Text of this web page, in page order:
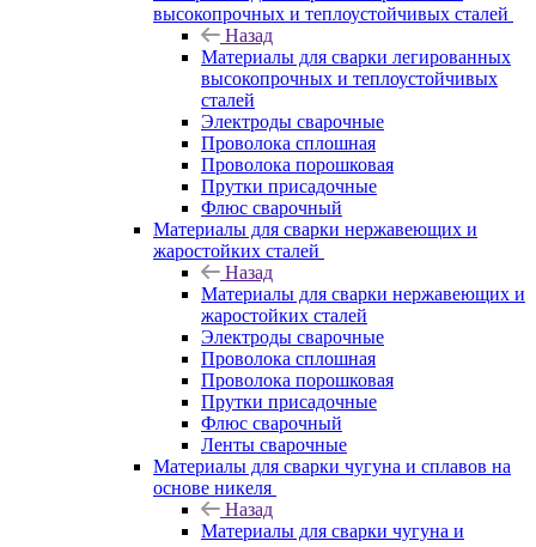
высокопрочных и теплоустойчивых сталей
Назад
Материалы для сварки легированных
высокопрочных и теплоустойчивых
сталей
Электроды сварочные
Проволока сплошная
Проволока порошковая
Прутки присадочные
Флюс сварочный
Материалы для сварки нержавеющих и
жаростойких сталей
Назад
Материалы для сварки нержавеющих и
жаростойких сталей
Электроды сварочные
Проволока сплошная
Проволока порошковая
Прутки присадочные
Флюс сварочный
Ленты сварочные
Материалы для сварки чугуна и сплавов на
основе никеля
Назад
Материалы для сварки чугуна и